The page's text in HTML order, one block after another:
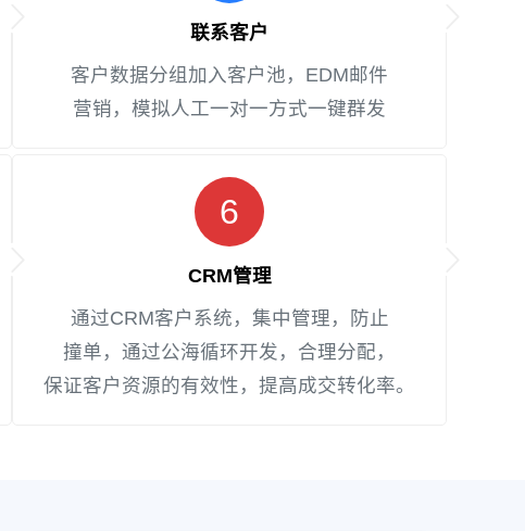
联系客户
客户数据分组加入客户池，EDM邮件
营销，模拟人工一对一方式一键群发
6
CRM管理
通过CRM客户系统，集中管理，防止
撞单，通过公海循环开发，合理分配，
保证客户资源的有效性，提高成交转化率。